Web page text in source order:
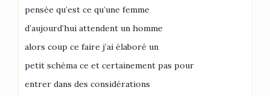
pensée qu’est ce qu’une femme
d’aujourd’hui attendent un homme
alors coup ce faire j’ai élaboré un
petit schéma ce et certainement pas pour
entrer dans des considérations